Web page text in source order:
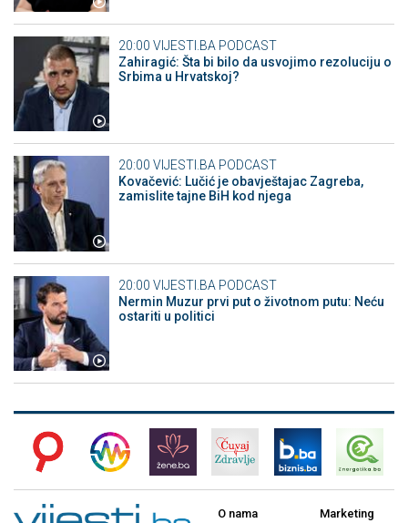
20:00 VIJESTI.BA PODCAST
Zahiragić: Šta bi bilo da usvojimo rezoluciju o
Srbima u Hrvatskoj?
20:00 VIJESTI.BA PODCAST
Kovačević: Lučić je obavještajac Zagreba,
zamislite tajne BiH kod njega
20:00 VIJESTI.BA PODCAST
Nermin Muzur prvi put o životnom putu: Neću
ostariti u politici
O nama Marketing